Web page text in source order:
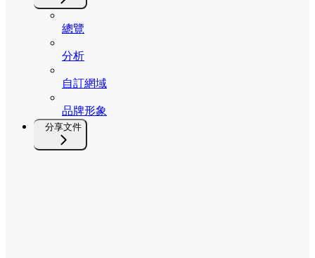
總覽
分析
自訂網域
品牌形象
分享文件